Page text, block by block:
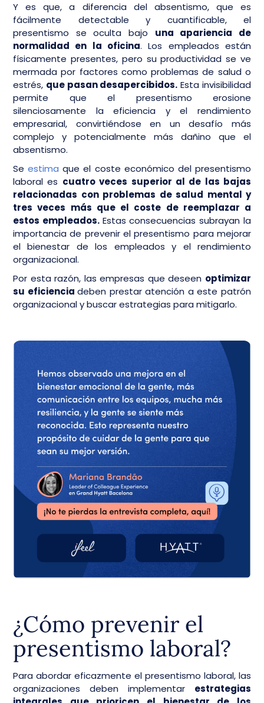
Y es que, a diferencia del absentismo, que es
fácilmente detectable y cuantificable, el
presentismo se oculta bajo una apariencia de
normalidad en la oficina. Los empleados están
físicamente presentes, pero su productividad se ve
mermada por factores como problemas de salud o
estrés, que pasan desapercibidos. Esta invisibilidad
permite que el presentismo erosione
silenciosamente la eficiencia y el rendimiento
empresarial, convirtiéndose en un desafío más
complejo y potencialmente más dañino que el
absentismo.
Seestima que el coste económico del presentismo
laboral es cuatro veces superior al de las bajas
relacionadas con problemas de salud mental y
tres veces más que el coste de reemplazar a
estos empleados. Estas consecuencias subrayan la
importancia de prevenir el presentismo para mejorar
el bienestar de los empleados y el rendimiento
organizacional.
Por esta razón, las empresas que deseen optimizar
su eficienciadeben prestar atención a este patrón
organizacional y buscar estrategias para mitigarlo.
¿Cómo prevenir el
presentismo laboral?
Para abordar eficazmente el presentismo laboral, las
organizaciones deben implementar estrategias